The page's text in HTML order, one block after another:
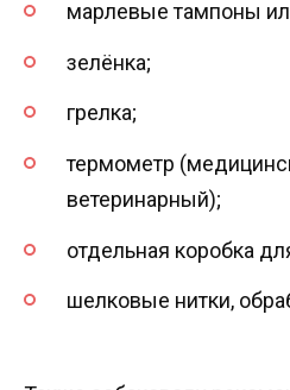
марлевые тампоны
зелёнка;
грелка;
термометр
ветеринарный);
отдельная коробка
шелковые нитки,